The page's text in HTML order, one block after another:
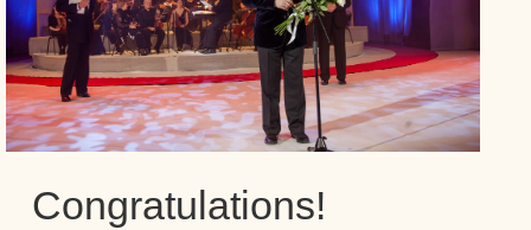
Congratulations!